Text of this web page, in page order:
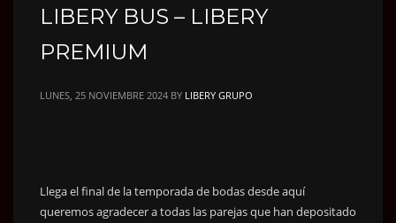
LIBERY BUS – LIBERY
PREMIUM
LUNES, 25 NOVIEMBRE 2024 BY LIBERY GRUPO
Llega el final de la temporada de bodas desde aquí
queremos agradecer a todas las parejas que han depositado